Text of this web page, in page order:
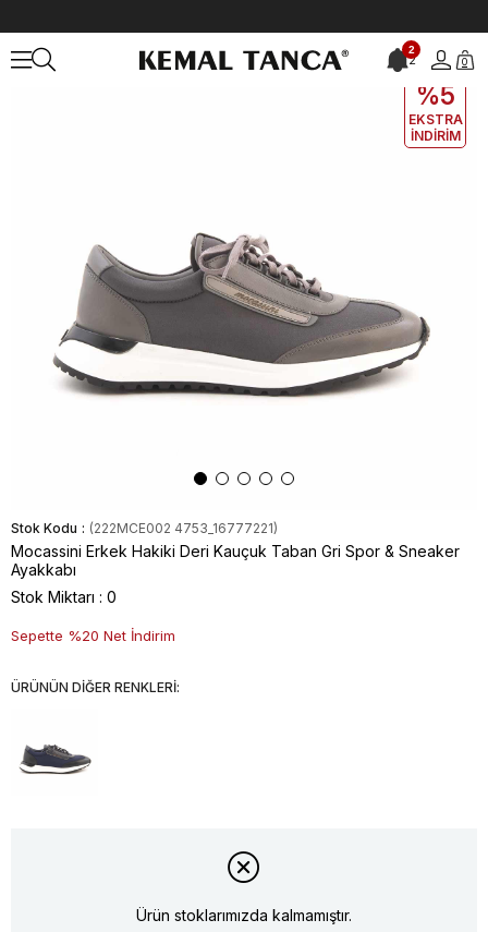
2
2 0
EKLE5
%5
EKSTRA
İNDİRİM
Stok Kodu (222MCE002 4753_16777221)
Mocassini Erkek Hakiki Deri Kauçuk Taban Gri Spor & Sneaker
Ayakkabı
Stok Miktarı : 0
Sepette %20 Net İndirim
ÜRÜNÜN DİĞER RENKLERİ:
Ürün stoklarımızda kalmamıştır.